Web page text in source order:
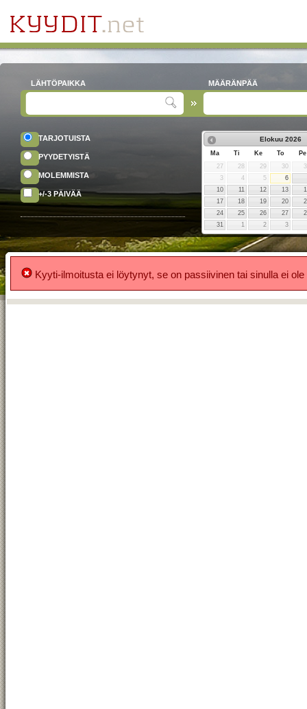
LÄHTÖPAIKKA MÄÄRÄNPÄÄ
TARJOTUISTA
PYYDETYISTÄ
MOLEMMISTA
+/-3 PÄIVÄÄ
Elokuu 2026
Ma Ti Ke To
Pe
27
28 29 30
3
4 5
6
10
11 12 13
17
18 19 20
24
25 26 27
31
1 2 3
Kyyti-ilmoitusta ei löytynyt, se on passiivinen tai sinulla ei